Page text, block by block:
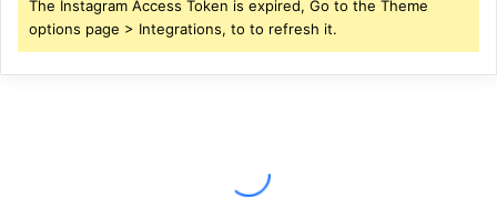
The Instagram Access Token is expired, Go to the Theme
options page > Integrations, to to refresh it.